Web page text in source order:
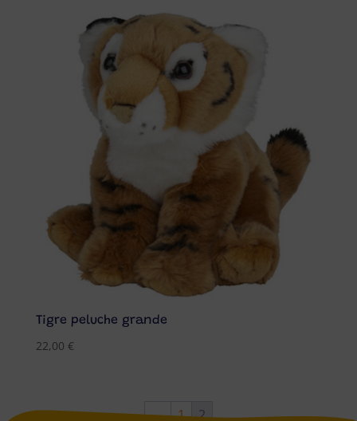
Tigre peluche grande
22,00 €
← 1 2